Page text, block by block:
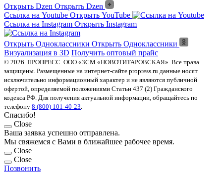
Открыть Dzen Открыть Dzen
Ссылка на Youtube Открыть YouTube
Ссылка на Instagram Открыть Instagram
Открыть Одноклассники Открыть Одноклассники
Визуализация в 3D Получить оптовый прайс
© 2026. ПРОПРЕСС. ООО «ЗСМ «НОВОТИТАРОВСКАЯ». Все права
защищены. Размещенные на интернет-сайте propress.ru данные носят
исключительно информационный характер и не являются публичной
офертой, определяемой положениями Статьи 437 (2) Гражданского
кодекса РФ. Для получения актуальной информации, обращайтесь по
телефону 8 (800) 101-40-23
Спасибо!
Close
Ваша заявка успешно отправлена.
Мы свяжемся с Вами в ближайшее рабочее время.
Close
Close
Позвонить